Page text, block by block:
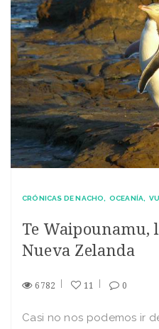
CRÓNICAS DE NACHO OCEANÍA
Te Waipounamu,
Nueva Zelanda
6782 11 0
Casi no nos podemos ir